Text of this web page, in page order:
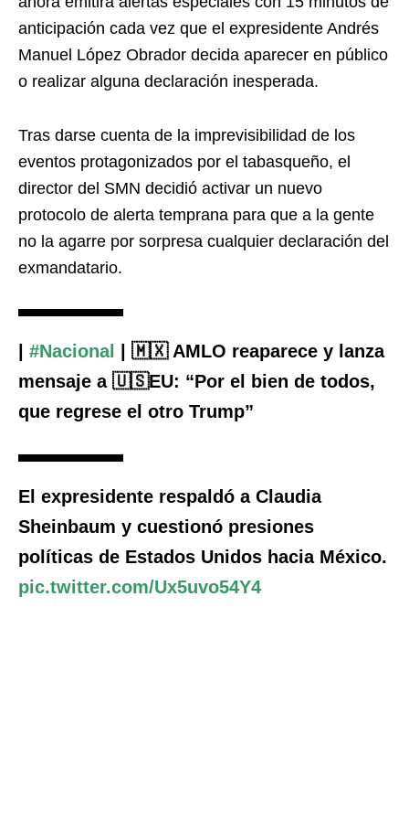
anticipación cada vez que el expresidente Andrés
Manuel López Obrador decida aparecer en público
o realizar alguna declaración inesperada.
Tras darse cuenta de la imprevisibilidad de los
eventos protagonizados por el tabasqueño, el
director del SMN decidió activar un nuevo
protocolo de alerta temprana para que a la gente
no la agarre por sorpresa cualquier declaración del
exmandatario.
#Nacional
| 🇲🇽 AMLO reaparece y lanza
mensaje a 🇺🇸EU: “Por el bien de todos,
que regrese el otro Trump”
El expresidente respaldó a Claudia
Sheinbaum y cuestionó presiones
políticas de Estados Unidos hacia México.
pic.twitter.com/Ux5uvo54Y4